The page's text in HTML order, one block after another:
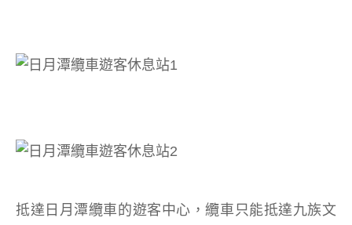
抵達日月潭纜車的遊客中心，纜車只能抵達九族文